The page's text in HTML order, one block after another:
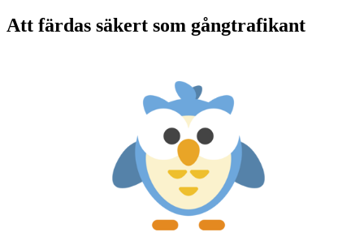
Att färdas säkert som gångtrafikant